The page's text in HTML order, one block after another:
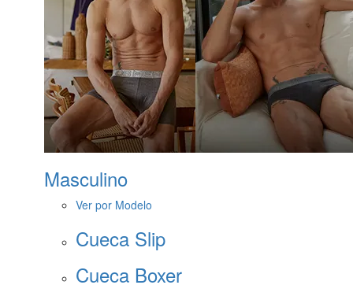
Masculino
Ver por Modelo
Cueca Slip
Cueca Boxer